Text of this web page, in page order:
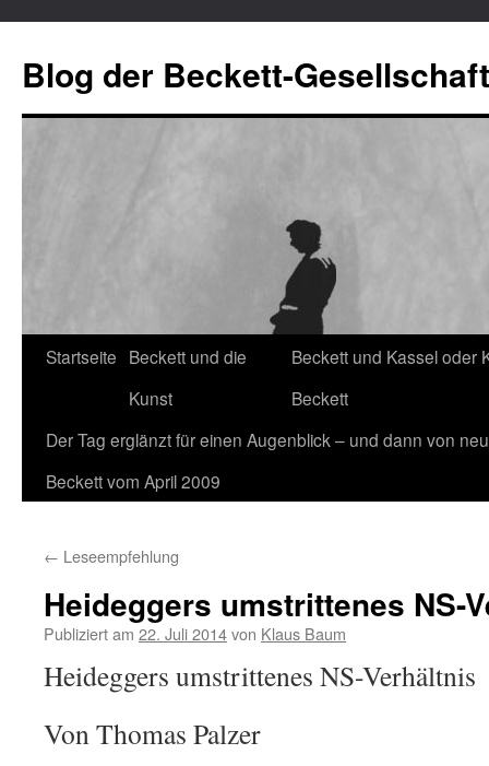
Blog der Beckett-Gesellschaft
Zum
springen
Startseite Beckett und die
Kunst
Beckett und Kassel oder
Beckett
Der Tag erglänzt für einen Augenblick – und dann von
Beckett vom April 2009
← Leseempfehlung
Heideggers umstrittenes NS-
Publiziert am 22. Juli 2014von Klaus Baum
Heideggers umstrittenes NS-Verhältnis
Von Thomas Palzer